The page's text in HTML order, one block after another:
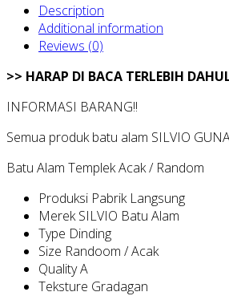
Description
Additional information
Reviews (0)
>> HARAP DI BACA TERLEBIH
INFORMASI BARANG!!
Semua produk batu alam SILVIO
Batu Alam Templek Acak / Random
Produksi Pabrik Langsung
Merek SILVIO Batu Alam
Type Dinding
Size Randoom / Acak
Quality A
Teksture Gradagan